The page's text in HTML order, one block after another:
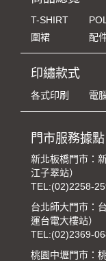
T-SHIRT
圍裙
配
印繡款式
各式印刷 電
門市服務據點
新北板橋門市：
江子翠站）
TEL:(02)2258-
台北師大門市：
運台電大樓站）
TEL:(02)2369-
桃園中壢門市：